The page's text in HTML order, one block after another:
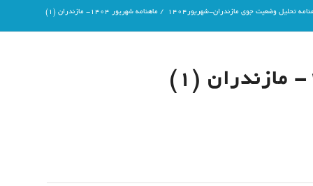
تحلیل وضعیت جوی مازندران-شهریور1404 / ماهنامه شهریور 1404- مازندران (1)